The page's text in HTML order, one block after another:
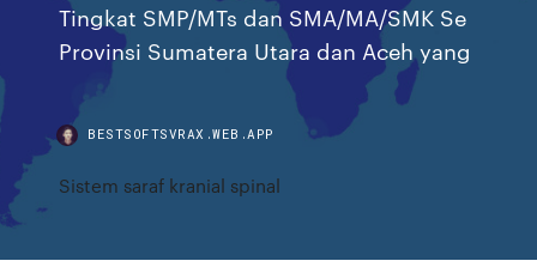
Tingkat SMP/MTs dan SMA/MA/SMK Se
Provinsi Sumatera Utara dan Aceh yang
BESTSOFTSVRAX.WEB.APP
Sistem saraf kranial spinal